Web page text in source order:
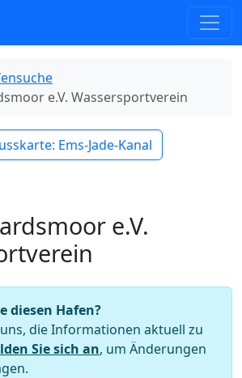
e.V. Wassersportverein
Ems-Jade-Kanal
e.V.
diesen Hafen?
die Informationen aktuell zu
Sie sich an, um Änderungen